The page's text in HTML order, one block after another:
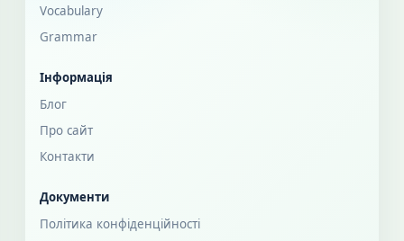
Vocabulary
Grammar
Інформація
Блог
Про сайт
Контакти
Документи
Політика конфіденційності